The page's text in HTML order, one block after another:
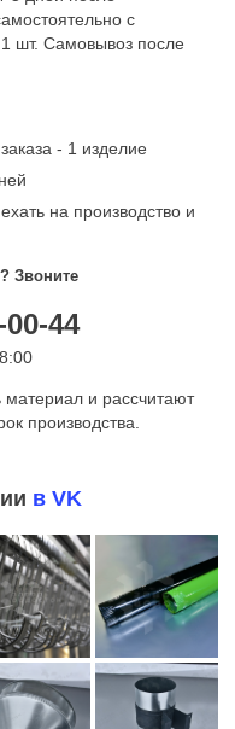
с
шт. Самовывоз после
- 1 изделие
на производство и
Звоните
44
материал и рассчитают
производства.
в VK